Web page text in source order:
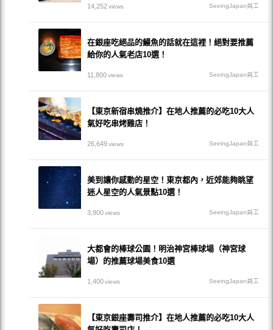
14,252views SeeingJapan員工
在銀座吃絕品的鰻魚的話就在這裡！絕對要推薦
給你的人氣老店10選！
11,800views SeeingJapan員工
【東京新宿串燒推介】在地人推薦的必吃10大人
氣好吃串烤雞店！
26,649views SeeingJapan員工
美到讓你感動的星空！東京都內，近郊能夠眺望
迷人星空的人氣景點10選！
3,900views SeeingJapan員工
大都會的棒球公園！明治神宮棒球場（神宮球
場）的推薦球場美食10選
1,400views SeeingJapan員工
【東京銀座壽司推介】在地人推薦的必吃10大人